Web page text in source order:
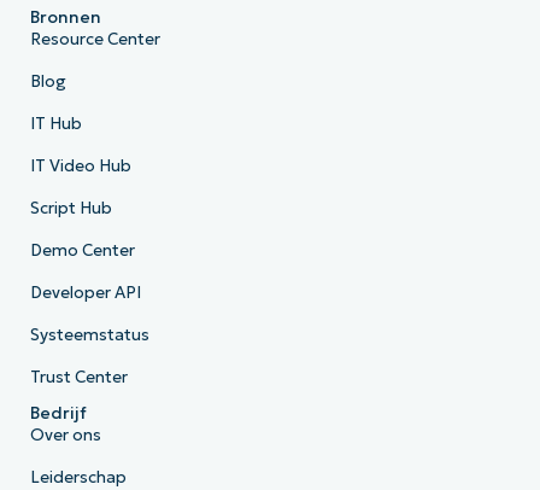
Bronnen
Resource Center
Blog
IT Hub
IT Video Hub
Script Hub
Demo Center
Developer API
Systeemstatus
Trust Center
Bedrijf
Over ons
Leiderschap